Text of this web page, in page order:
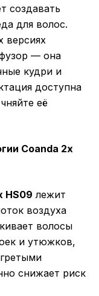
создавать
для волос.
версиях
— она
кудри и
доступна
её
Coanda 2x
HS09 лежит
воздуха
волосы
и утюжков,
снижает риск